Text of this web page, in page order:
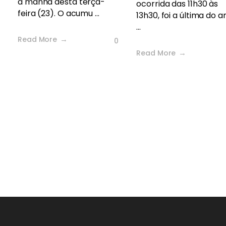
feira (23). O acumu ...
Read More 0
ocorrida das 11h30 às
13h30, foi a última do
...
Read More